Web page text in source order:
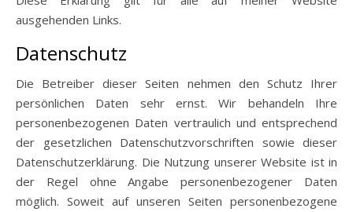
ausgehenden Links.
Datenschutz
Die Betreiber dieser Seiten nehmen den Schutz Ihrer
persönlichen Daten sehr ernst. Wir behandeln Ihre
personenbezogenen Daten vertraulich und entsprechend
der gesetzlichen Datenschutzvorschriften sowie dieser
Datenschutzerklärung. Die Nutzung unserer Website ist in
der Regel ohne Angabe personenbezogener Daten
möglich. Soweit auf unseren Seiten personenbezogene